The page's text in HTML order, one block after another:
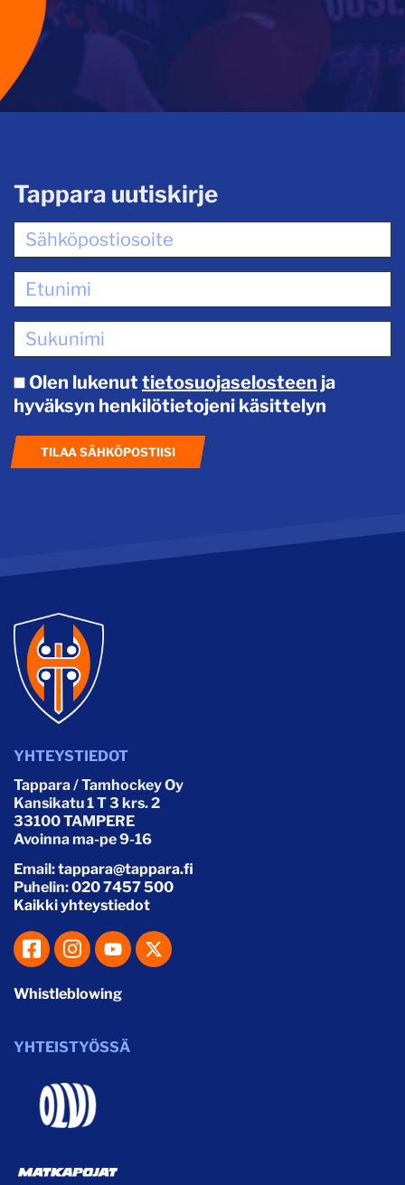
YHTEYSTIEDOT
Tappara / Tamhockey Oy
Kansikatu 1 T 3 krs. 2
33100 TAMPERE
Avoinna ma-pe 9-16
Email:tappara@tappara.fi
Puhelin:020 7457 500
Kaikki yhteystiedot
Whistleblowing
YHTEISTYÖSSÄ
Tappara uutiskirje
Olen lukenut tietosuojaselosteen ja
hyväksyn henkilötietojeni käsittelyn
TILAA SÄHKÖPOSTIISI